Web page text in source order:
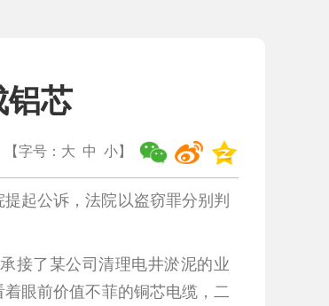
铝芯
【字号： 大 中 小】
起公诉，法院以盗窃罪分别判
接了某公司清理电井淤泥的业
眼前价值不菲的铜芯电缆，二